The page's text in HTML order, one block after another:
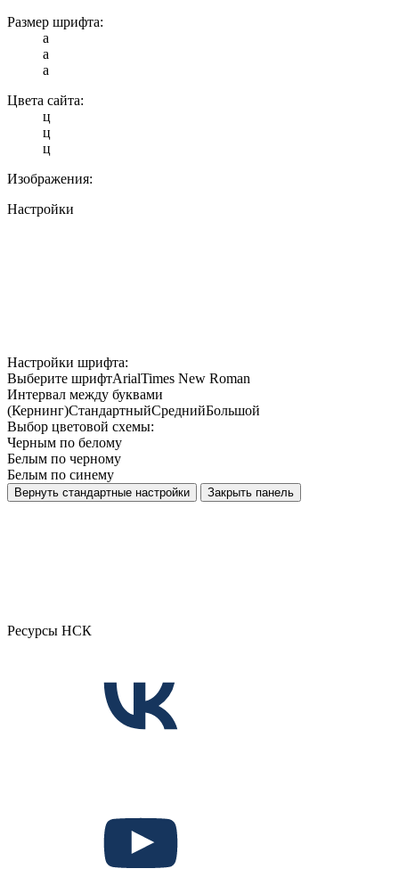
Размер шрифта:
a
a
a
Цвета сайта:
ц
ц
ц
Изображения:
Настройки
Настройки шрифта:
Выберите шрифтArialTimes New Roman
Интервал между буквами
(Кернинг)СтандартныйСреднийБольшой
Выбор цветовой схемы:
Черным по белому
Белым по черному
Белым по синему
Вернуть стандартные настройки Закрыть панель
Ресурсы НСК